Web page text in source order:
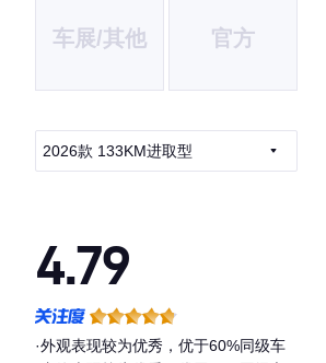
车展/其他 官方
2026款 133KM进取型
4.79
·外观表现较为优秀，优于60%同级车